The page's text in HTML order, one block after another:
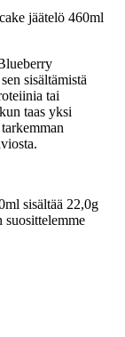
jäätelö 460ml
sisältämistä
tai
taas yksi
sisältää 22,0g